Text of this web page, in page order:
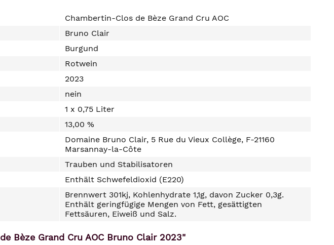
Chambertin-Clos de Bèze Grand Cru AOC
Bruno Clair
Burgund
Rotwein
2023
nein
1 x 0,75 Liter
13,00 %
Domaine Bruno Clair, 5 Rue du Vieux Collège, F-21160
Marsannay-la-Côte
Trauben und Stabilisatoren
Enthält Schwefeldioxid (E220)
Brennwert 301kj, Kohlenhydrate 1,1g, davon Zucker 0,3g.
Enthält geringfügige Mengen von Fett, gesättigten
Fettsäuren, Eiweiß und Salz.
Bèze Grand Cru AOC Bruno Clair 2023"